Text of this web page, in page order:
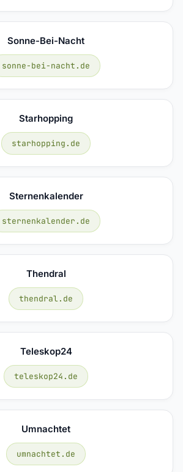
Sonne-Bei-Nacht
sonne-bei-nacht.de
Starhopping
starhopping.de
Sternenkalender
sternenkalender.de
Thendral
thendral.de
Teleskop24
teleskop24.de
Umnachtet
umnachtet.de